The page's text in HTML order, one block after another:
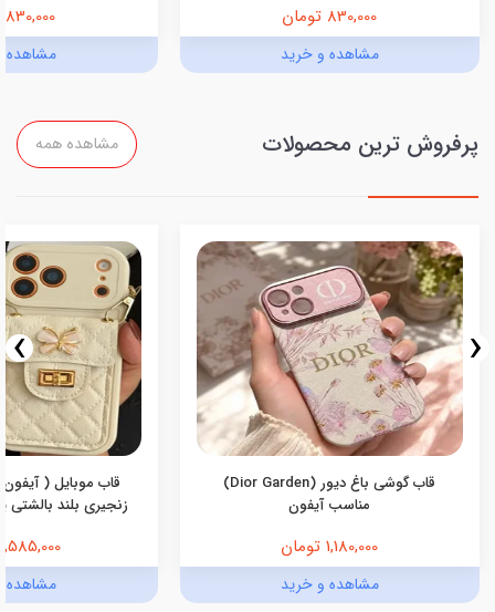
830,000 تومان
مشاهده و خرید
830,000 تومان
مشاهده
پرفروش ترین محصولات مشاهده همه
قاب گوشی باغ دیور (Dior Garden)
مناسب آیفون
1,180,000 تومان
مشاهده و خرید
قاب موبایل (
زنجیری بلند بالشتی
1,585,000 تومان
مشاهده
‹
›